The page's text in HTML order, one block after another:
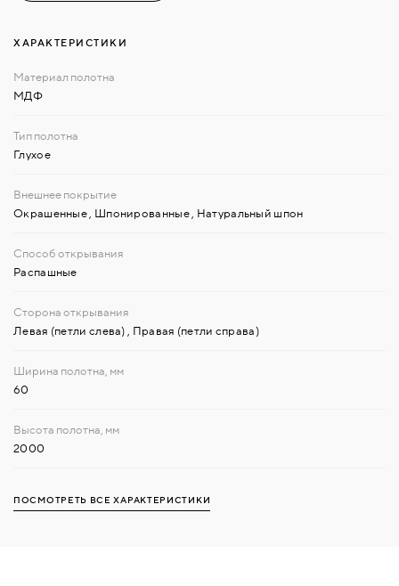
ХАРАКТЕРИСТИКИ
МДФ
Глухое
Окрашенные Шпонированные Натуральный шпон
Распашные
Левая (петли слева) Правая (петли справа)
60
2000
ПОСМОТРЕТЬ ВСЕ ХАРАКТЕРИСТИКИ